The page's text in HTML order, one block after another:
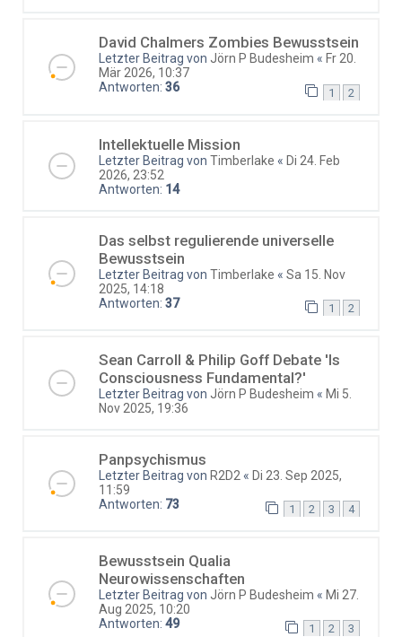
David Chalmers Zombies Bewusstsein
Letzter Beitrag von Jörn P Budesheim « Fr 20.
Mär 2026, 10:37
Antworten: 36 1 2
Intellektuelle Mission
Letzter Beitrag von Timberlake « Di 24. Feb
2026, 23:52
Antworten: 14
Das selbst regulierende universelle
Bewusstsein
Letzter Beitrag von Timberlake « Sa 15. Nov
2025, 14:18
Antworten: 37 1 2
Sean Carroll & Philip Goff Debate 'Is
Consciousness Fundamental?'
Letzter Beitrag von Jörn P Budesheim « Mi 5.
Nov 2025, 19:36
Panpsychismus
Letzter Beitrag von R2D2 « Di 23. Sep 2025,
11:59
Antworten: 73 1 2 3 4
Bewusstsein Qualia
Neurowissenschaften
Letzter Beitrag von Jörn P Budesheim « Mi 27.
Aug 2025, 10:20
Antworten: 49 1 2 3